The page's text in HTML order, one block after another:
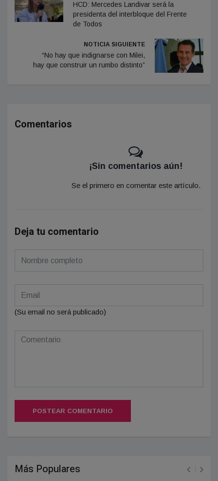
HCD: Mercedes Landivar será la
presidenta del interbloque del Frente
de Todos
NOTICIA SIGUIENTE
“No hay que indignarse con Milei,
hay que construir un rumbo distinto”
Comentarios
¡Sin comentarios aún!
Se el primero en comentar este artículo.
Deja tu comentario
(Su email no será publicado)
POSTEAR COMENTARIO
Más Populares